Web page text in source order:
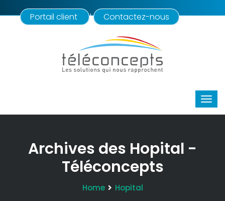
Portail client | Contactez-nous
Archives des Hopital -
Téléconcepts
Home Hopital